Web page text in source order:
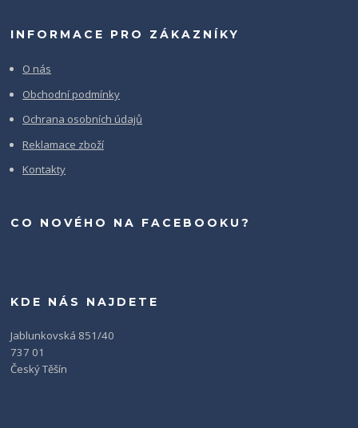
INFORMACE PRO ZÁKAZNÍKY
O nás
Obchodní podmínky
Ochrana osobních údajů
Reklamace zboží
Kontakty
CO NOVÉHO NA FACEBOOKU?
KDE NÁS NAJDETE
Jablunkovská 851/40
737 01
Český Těšín